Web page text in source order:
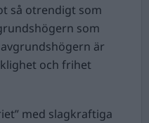
så otrendigt som
som
är
och frihet
med slagkraftiga